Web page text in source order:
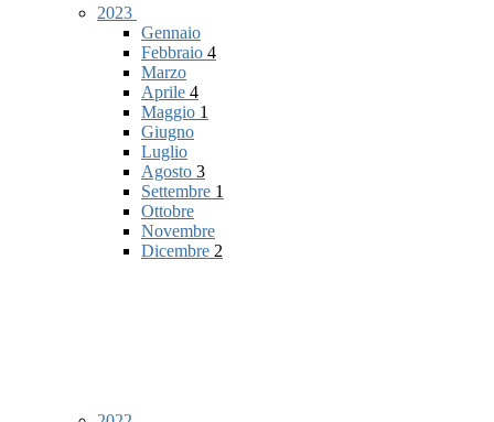
2023
Gennaio
Febbraio 4
Marzo
Aprile 4
Maggio 1
Giugno
Luglio
Agosto 3
Settembre 1
Ottobre
Novembre
Dicembre 2